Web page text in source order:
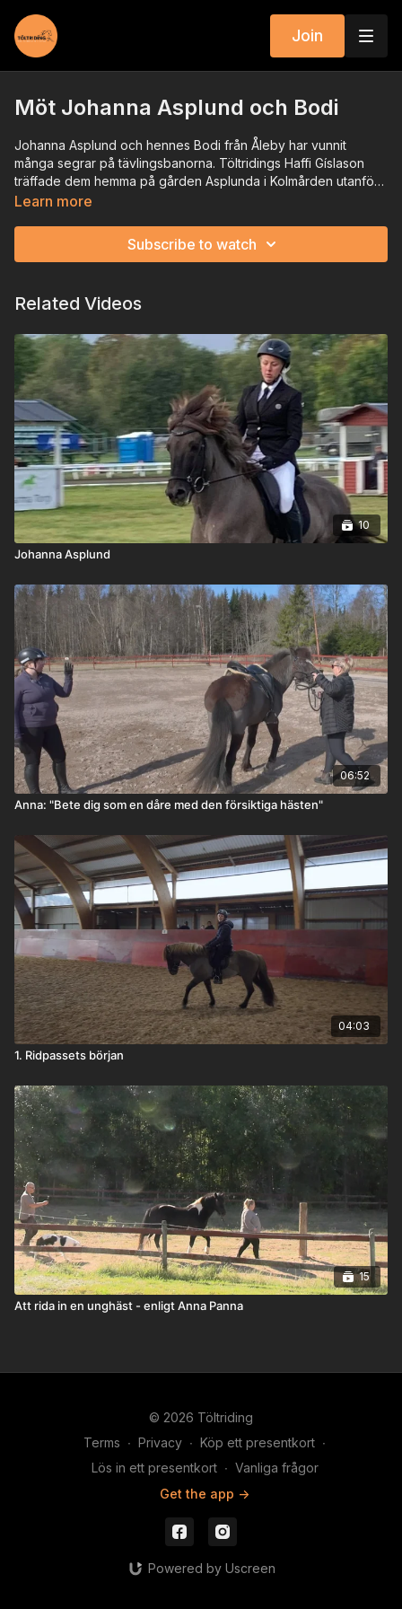
Join
Möt Johanna Asplund och Bodi
Johanna Asplund och hennes Bodi från Åleby har vunnit
många segrar på tävlingsbanorna. Töltridings Haffi Gíslason
träffade dem hemma på gården Asplunda i Kolmården utanför
Norrköping.
Vi ska få följa med Johanna på träning och få hennes bästa
Learn more
Subscribe to watch
Related Videos
10
Johanna Asplund
06:52
Anna: "Bete dig som en dåre med den försiktiga hästen"
04:03
1. Ridpassets början
15
Att rida in en unghäst - enligt Anna Panna
© 2026 Töltriding
Terms ∙ Privacy ∙ Köp ett presentkort ∙
Lös in ett presentkort ∙ Vanliga frågor
Get the app ->
Powered by Uscreen